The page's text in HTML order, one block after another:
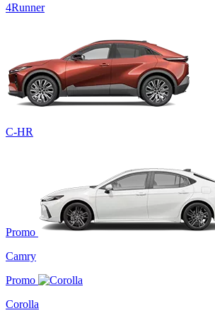
4Runner
C-HR
Promo
Camry
Promo
Corolla